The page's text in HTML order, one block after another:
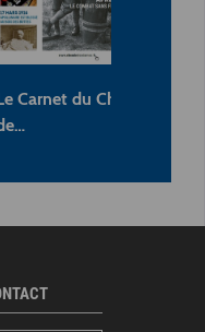
Carnet du Chemin